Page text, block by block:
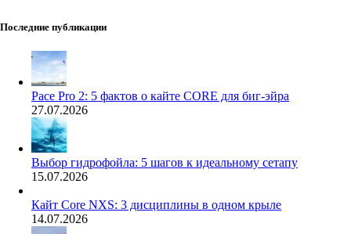
Последние публикации
Pace Pro 2: 5 фактов о кайте CORE для биг-эйра
27.07.2026
Выбор гидрофойла: 5 шагов к идеальному сетапу
15.07.2026
Кайт Core NXS: 3 дисциплины в одном крыле
14.07.2026